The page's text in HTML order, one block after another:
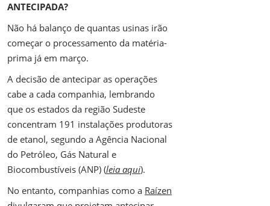
ANTECIPADA?
Não há balanço de quantas usinas irão
começar o processamento da matéria-
prima já em março.
A decisão de antecipar as operações
cabe a cada companhia, lembrando
que os estados da região Sudeste
concentram 191 instalações produtoras
de etanol, segundo a Agência Nacional
do Petróleo, Gás Natural e
Biocombustíveis (ANP) (leia aqui).
No entanto, companhias como a Raízen